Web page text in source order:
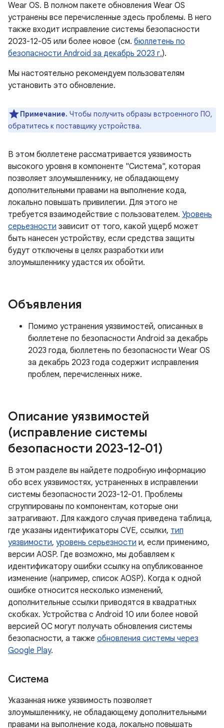
Wear OS. В полном пакете обновления Wear OS
устранены все перечисленные здесь проблемы. В него
также входит исправление системы безопасности
2023-12-05 или более новое (см. бюллетень по
безопасности Android за декабрь 2023 г.).
Мы настоятельно рекомендуем пользователям
установить это обновление.
Примечание. Чтобы получить образы встроенного ПО,
обратитесь к поставщику устройства.
В этом бюллетене рассматривается уязвимость
высокого уровня в компоненте "Система", которая
позволяет злоумышленнику, не обладающему
дополнительными правами на выполнение кода,
локально повышать привилегии. Для этого не
требуется взаимодействие с пользователем. Уровень
серьезности зависит от того, какой ущерб может
быть нанесен устройству, если средства защиты
будут отключены в целях разработки или
злоумышленнику удастся их обойти.
Объявления
Помимо устранения уязвимостей, описанных в
бюллетене по безопасности Android за декабрь
2023 года, бюллетень по безопасности Wear OS
за декабрь 2023 года содержит исправления
проблем, перечисленных ниже.
Описание уязвимостей
(исправление системы
безопасности 2023-12-01)
В этом разделе вы найдете подробную информацию
обо всех уязвимостях, устраненных в исправлении
системы безопасности 2023-12-01. Проблемы
сгруппированы по компонентам, которые они
затрагивают. Для каждого случая приведена таблица,
где указаны идентификаторы CVE, ссылки, тип
уязвимости, уровень серьезности и, если применимо,
версии AOSP. Где возможно, мы добавляем к
идентификатору ошибки ссылку на опубликованное
изменение (например, список AOSP). Когда к одной
ошибке относится несколько изменений,
дополнительные ссылки приводятся в квадратных
скобках. Устройства с Android 10 или более новой
версией ОС могут получать обновления системы
безопасности, а также обновления системы через
Google Play.
Система
Указанная ниже уязвимость позволяет
злоумышленнику, не обладающему дополнительными
правами на выполнение кода, локально повышать